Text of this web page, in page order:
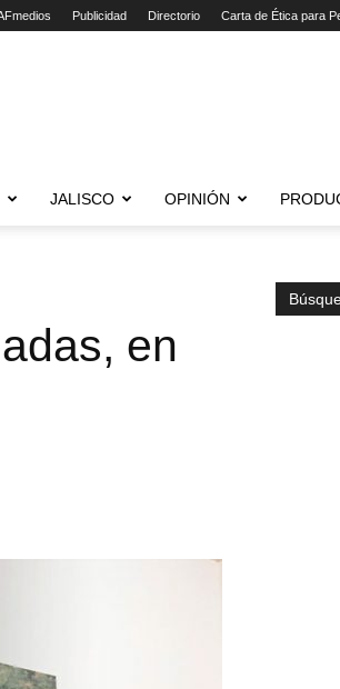
Publicidad Directorio Carta de Ética para
JALISCO OPINIÓN
en